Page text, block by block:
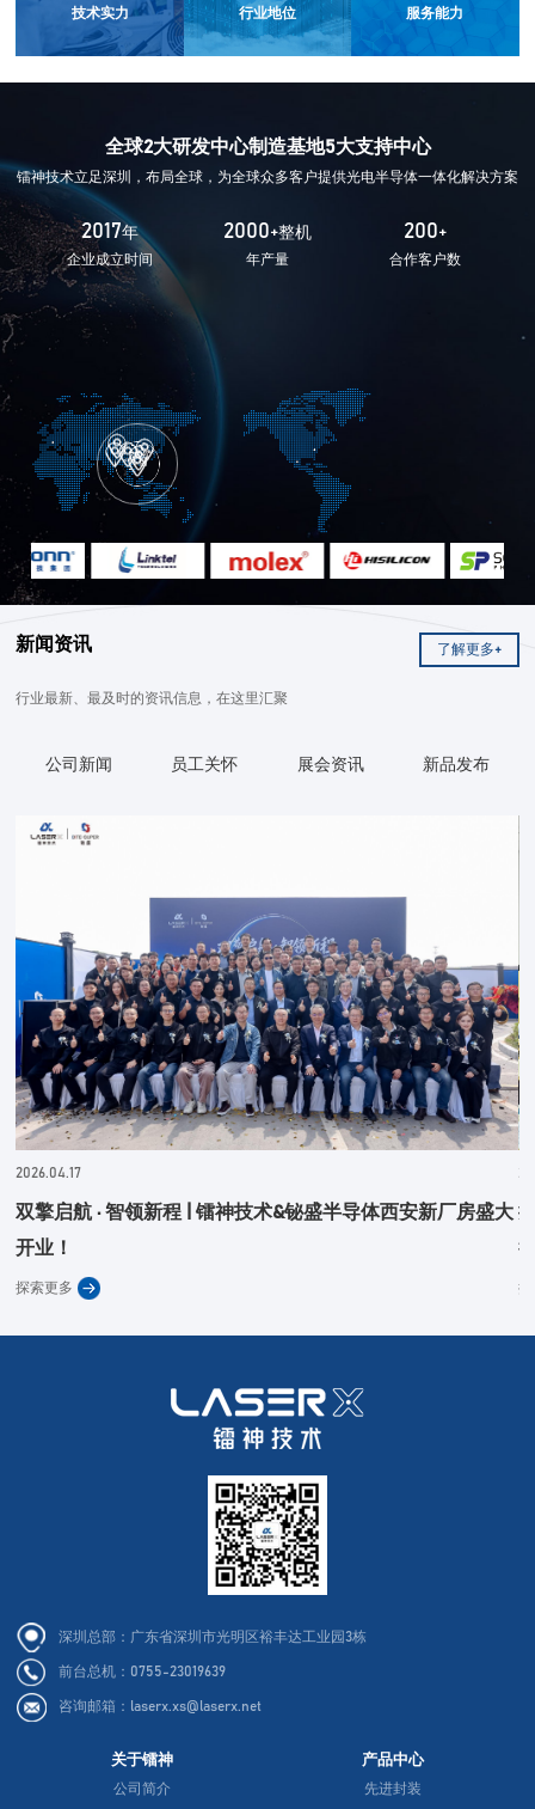
技术实力 行业地位 服务能力
全球2大研发中心制造基地5大支持中心
镭神技术立足深圳，布局全球，为全球众多客户提供光电半导体一体化解决方案
2017年
企业成立时间
2000+整机
年产量
200+
合作客户数
新闻资讯
行业最新、最及时的资讯信息，在这里汇聚
了解更多+
公司新闻 员工关怀 展会资讯 新品发布
2026.04.17
双擎启航 · 智领新程 | 镭神技术&铋盛半导体西安新厂房盛大
开业！
探索更多
深圳总部：广东省深圳市光明区裕丰达工业园3栋
前台总机：0755-23019639
咨询邮箱：laserx.xs@laserx.net
关于镭神
公司简介
产品中心
先进封装